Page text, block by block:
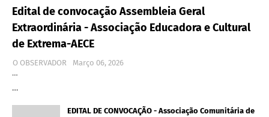
Edital de convocação Assembleia Geral
Extraordinária - Associação Educadora e Cultural
de Extrema-AECE
O OBSERVADOR
Março 06, 2026
…
…
EDITAL DE CONVOCAÇÃO - Associação Comunitária de